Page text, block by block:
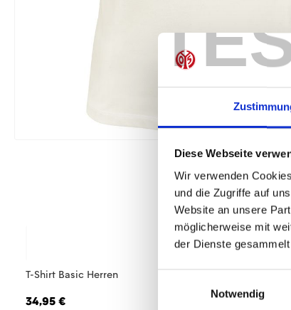
Diese Webseite
Wir verwenden
und die Zugriffe auf
Website an unsere
möglicherweise mit
der Dienste gesammelt
Notwendig
T-Shirt Basic Herren
34,95 € 84,95 €